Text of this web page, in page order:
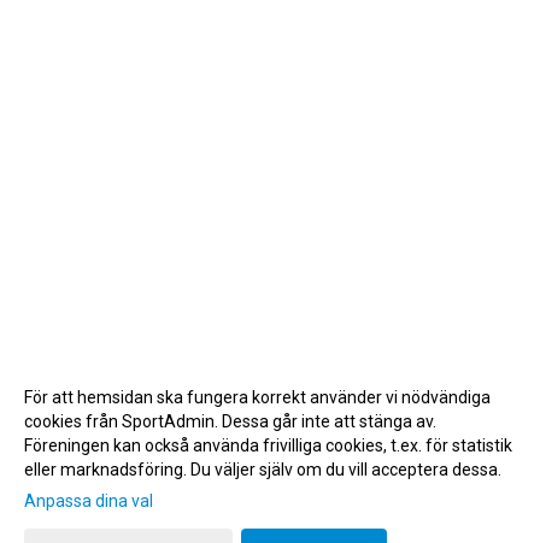
Gå till Webbversion
För att hemsidan ska fungera korrekt använder vi nödvändiga
cookies från SportAdmin. Dessa går inte att stänga av.
Föreningen kan också använda frivilliga cookies, t.ex. för statistik
eller marknadsföring. Du väljer själv om du vill acceptera dessa.
Anpassa dina val